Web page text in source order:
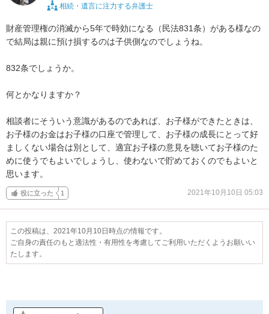
相続・遺言に注力する弁護士
財産管理権の消滅から5年で時効になる（民法831条）がある様なの
で結局は親に預け損するのは子供側なのでしょうね。
832条でしょうか。
何とかなりますか？
相談者にそういう意識があるのであれば、お子様ができたときは、
お子様のお金はお子様の口座で管理して、お子様の成長にとって好
ましくない場合は別として、適宜お子様の意見を聴いてお子様のた
めに使うでもよいでしょうし、使わないで貯めておくのでもよいと
思います。
役に立った 1 2021年10月10日 05:03
この投稿は、2021年10月10日時点の情報です。
ご自身の責任のもと適法性・有用性を考慮してご利用いただくようお願いい
たします。